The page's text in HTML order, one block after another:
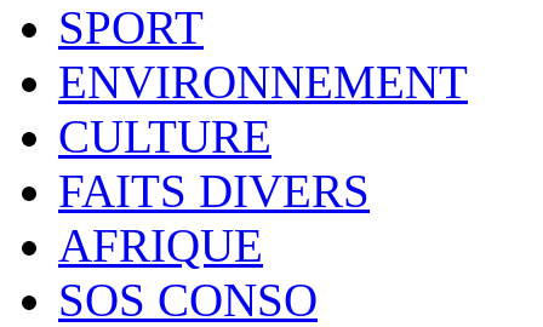
SPORT
ENVIRONNEMENT
CULTURE
FAITS DIVERS
AFRIQUE
SOS CONSO